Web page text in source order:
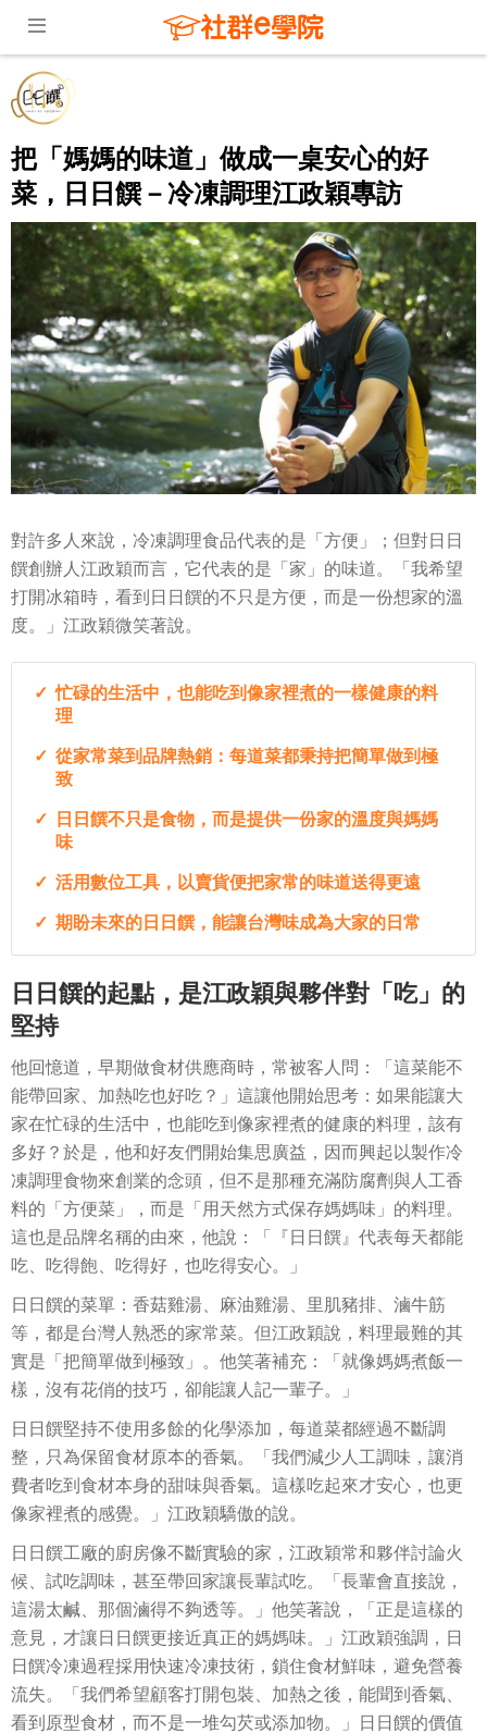
把「媽媽的味道」做成一桌安心的好
菜，日日饌－冷凍調理江政穎專訪
對許多人來說，冷凍調理食品代表的是「方便」；但對日日
饌創辦人江政穎而言，它代表的是「家」的味道。「我希望
打開冰箱時，看到日日饌的不只是方便，而是一份想家的溫
度。」江政穎微笑著說。
忙碌的生活中，也能吃到像家裡煮的一樣健康的料
理
從家常菜到品牌熱銷：每道菜都秉持把簡單做到極
致
日日饌不只是食物，而是提供一份家的溫度與媽媽
味
活用數位工具，以賣貨便把家常的味道送得更遠
期盼未來的日日饌，能讓台灣味成為大家的日常
日日饌的起點，是江政穎與夥伴對「吃」的
堅持
他回憶道，早期做食材供應商時，常被客人問：「這菜能不
能帶回家、加熱吃也好吃？」這讓他開始思考：如果能讓大
家在忙碌的生活中，也能吃到像家裡煮的健康的料理，該有
多好？於是，他和好友們開始集思廣益，因而興起以製作冷
凍調理食物來創業的念頭，但不是那種充滿防腐劑與人工香
料的「方便菜」，而是「用天然方式保存媽媽味」的料理。
這也是品牌名稱的由來，他說：「『日日饌』代表每天都能
吃、吃得飽、吃得好，也吃得安心。」
日日饌的菜單：香菇雞湯、麻油雞湯、里肌豬排、滷牛筋
等，都是台灣人熟悉的家常菜。但江政穎說，料理最難的其
實是「把簡單做到極致」。他笑著補充：「就像媽媽煮飯一
樣，沒有花俏的技巧，卻能讓人記一輩子。」
日日饌堅持不使用多餘的化學添加，每道菜都經過不斷調
整，只為保留食材原本的香氣。「我們減少人工調味，讓消
費者吃到食材本身的甜味與香氣。這樣吃起來才安心，也更
像家裡煮的感覺。」江政穎驕傲的說。
日日饌工廠的廚房像不斷實驗的家，江政穎常和夥伴討論火
候、試吃調味，甚至帶回家讓長輩試吃。「長輩會直接說，
這湯太鹹、那個滷得不夠透等。」他笑著說，「正是這樣的
意見，才讓日日饌更接近真正的媽媽味。」江政穎強調，日
日饌冷凍過程採用快速冷凍技術，鎖住食材鮮味，避免營養
流失。「我們希望顧客打開包裝、加熱之後，能聞到香氣、
看到原型食材，而不是一堆勾芡或添加物。」日日饌的價值